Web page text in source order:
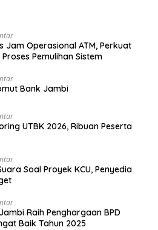
Jam Operasional ATM, Perkuat
Pemulihan Sistem
Bank Jambi
UTBK 2026, Ribuan Peserta
Soal Proyek KCU, Penyedia
Raih Penghargaan BPD
Baik Tahun 2025